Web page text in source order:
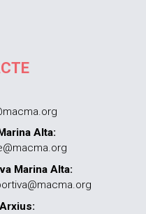
Alta:
Marina Alta: